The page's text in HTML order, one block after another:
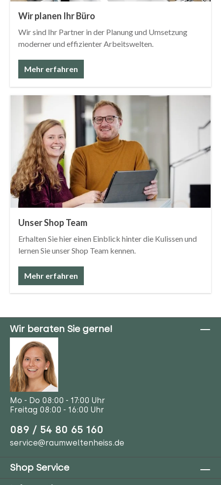
Wir planen Ihr Büro
Wir sind Ihr Partner in der Planung und Umsetzung
moderner und effizienter Arbeitswelten.
Mehr erfahren
Unser Shop Team
Erhalten Sie hier einen Einblick hinter die Kulissen und
lernen Sie unser Shop Team kennen.
Mehr erfahren
Wir beraten Sie gerne!
Mo - Do 08:00 - 17:00 Uhr
Freitag 08:00 - 16:00 Uhr
089 / 54 80 65 160
service@raumweltenheiss.de
Shop Service